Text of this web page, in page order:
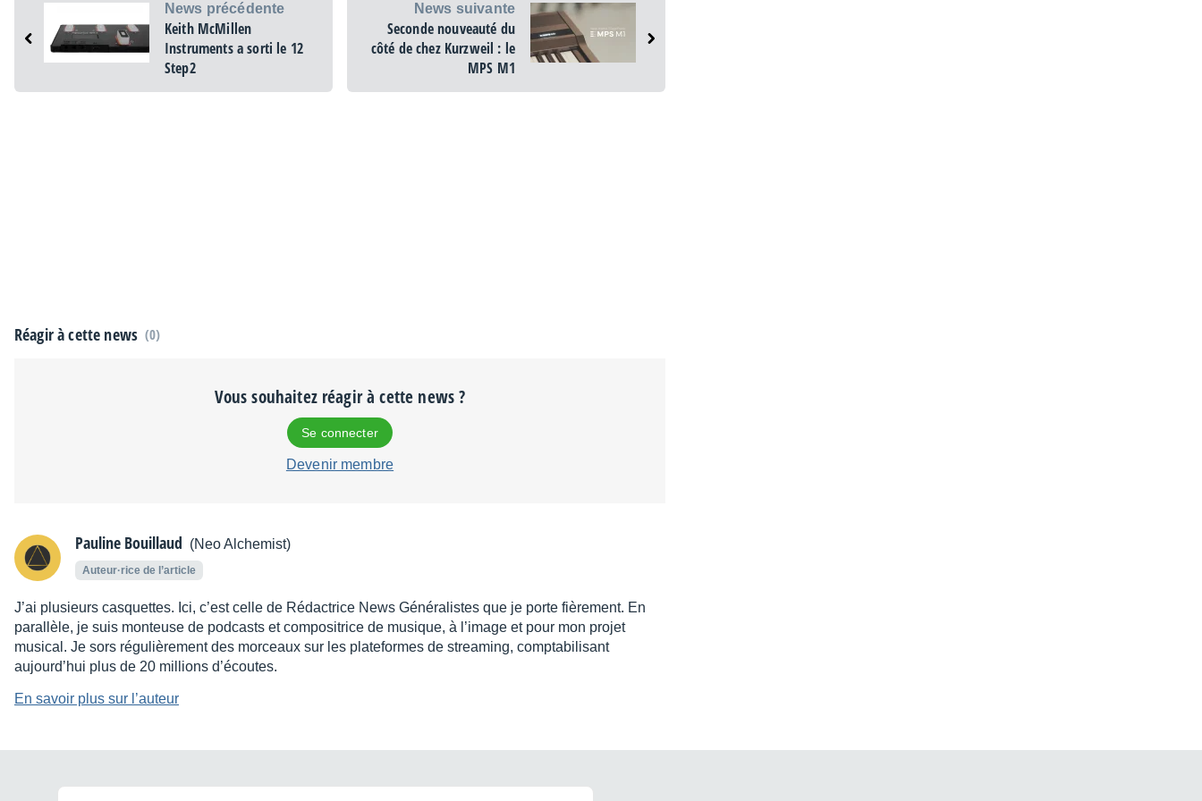
News précédente
Keith McMillen
Instruments a sorti le 12
Step2
News suivante
Seconde nouveauté du
côté de chez Kurzweil : le
MPS M1
Réagir à cette news (0)
Vous souhaitez réagir à cette news ?
Se connecter
Devenir membre
Pauline Bouillaud (Neo Alchemist)
Auteur·rice de l’article
J’ai plusieurs casquettes. Ici, c’est celle de Rédactrice News Généralistes que je porte fièrement. En
parallèle, je suis monteuse de podcasts et compositrice de musique, à l’image et pour mon projet
musical. Je sors régulièrement des morceaux sur les plateformes de streaming, comptabilisant
aujourd’hui plus de 20 millions d’écoutes.
En savoir plus sur l’auteur